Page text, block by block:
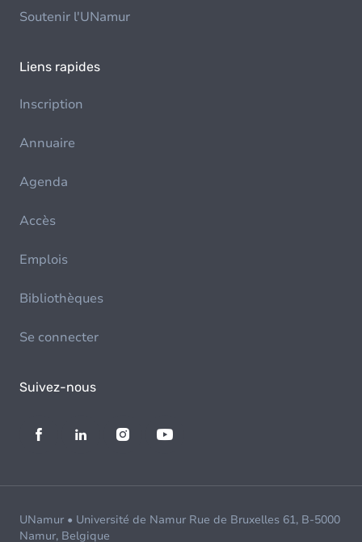
Soutenir l'UNamur
Liens rapides
Inscription
Annuaire
Agenda
Accès
Emplois
Bibliothèques
Se connecter
Suivez-nous
UNamur • Université de Namur Rue de Bruxelles 61, B-5000
Namur, Belgique